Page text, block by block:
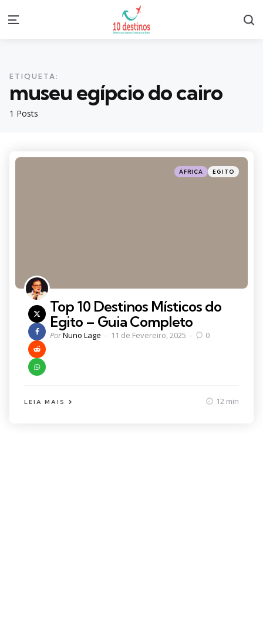
Menu
1 Posts
ETIQUETA:
museu egípcio do cairo
Categories
Posted
in
ÁFRICA EGITO
Top 10 Destinos Místicos do
Egito – Guia Completo
Posted
PorNuno Lage 11 de Fevereiro, 2025 0
LEIA MAIS 12 min